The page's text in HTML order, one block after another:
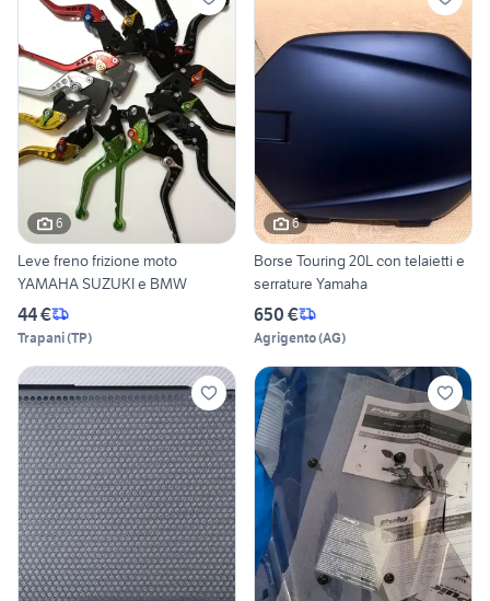
6
Leve freno frizione moto
YAMAHA SUZUKI e BMW
44 €
Trapani(TP)
6
Borse Touring 20L con telaietti e
serrature Yamaha
650 €
Agrigento(AG)